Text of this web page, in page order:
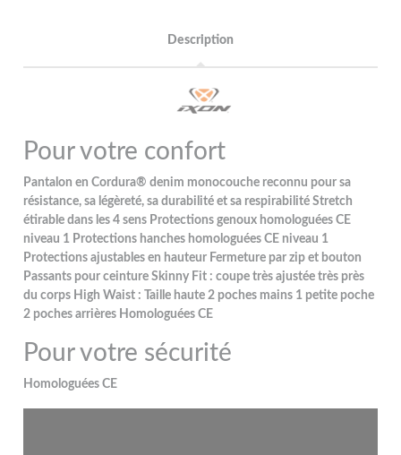
Description
Pour votre confort
Pantalon en Cordura® denim monocouche reconnu pour sa
résistance, sa légèreté, sa durabilité et sa respirabilité Stretch
étirable dans les 4 sens Protections genoux homologuées CE
niveau 1 Protections hanches homologuées CE niveau 1
Protections ajustables en hauteur Fermeture par zip et bouton
Passants pour ceinture Skinny Fit : coupe très ajustée très près
du corps High Waist : Taille haute 2 poches mains 1 petite poche
2 poches arrières Homologuées CE
Pour votre sécurité
Homologuées CE